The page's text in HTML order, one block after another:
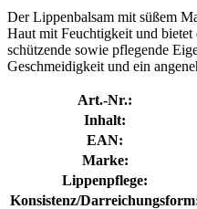
Der Lippenbalsam mit süßem
Haut mit Feuchtigkeit und
schützende sowie pflegende
Geschmeidigkeit und ein
Art.-Nr.:
Inhalt:
EAN:
Marke:
Lippenpflege:
Konsistenz/